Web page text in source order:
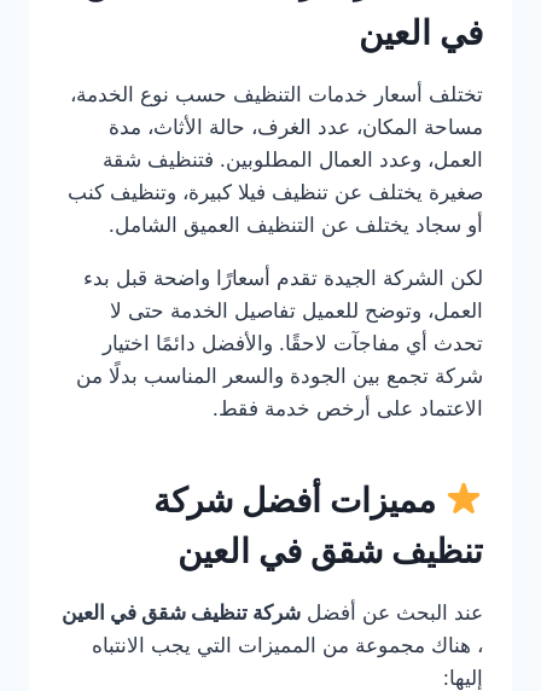
في العين
تختلف أسعار خدمات التنظيف حسب نوع الخدمة،
مساحة المكان، عدد الغرف، حالة الأثاث، مدة
العمل، وعدد العمال المطلوبين. فتنظيف شقة
صغيرة يختلف عن تنظيف فيلا كبيرة، وتنظيف كنب
أو سجاد يختلف عن التنظيف العميق الشامل.
لكن الشركة الجيدة تقدم أسعارًا واضحة قبل بدء
العمل، وتوضح للعميل تفاصيل الخدمة حتى لا
تحدث أي مفاجآت لاحقًا. والأفضل دائمًا اختيار
شركة تجمع بين الجودة والسعر المناسب بدلًا من
الاعتماد على أرخص خدمة فقط.
مميزات أفضل شركة
تنظيف شقق في العين
عند البحث عن أفضل شركة تنظيف شقق في العين
، هناك مجموعة من المميزات التي يجب الانتباه
إليها: